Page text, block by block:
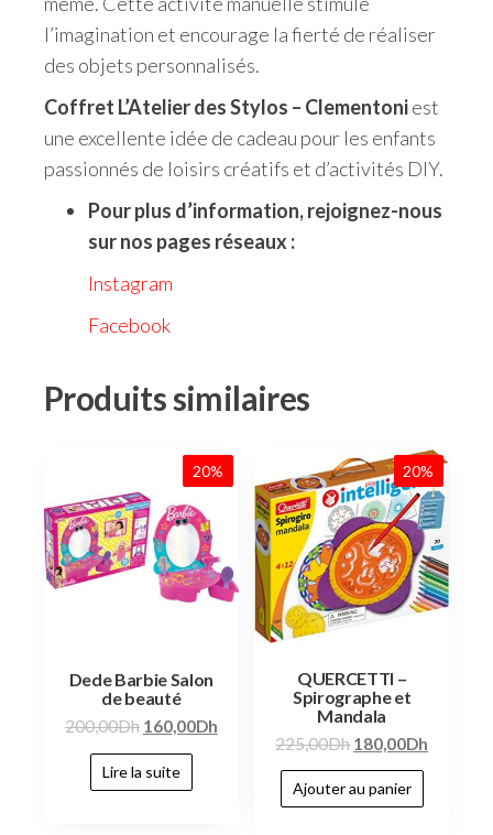
l’imagination et encourage la fierté de réaliser
des objets personnalisés.
Coffret L’Atelier des Stylos – Clementoniest
une excellente idée de cadeau pour les enfants
passionnés de loisirs créatifs et d’activités DIY.
Pour plus d’information, rejoignez-nous
sur nos pages réseaux :
Instagram
Facebook
Produits similaires
20%
Dede Barbie Salon
de beauté
200,00Dh 160,00Dh
Lire la suite
20%
QUERCETTI –
Spirographe et
Mandala
225,00Dh 180,00Dh
Ajouter au panier